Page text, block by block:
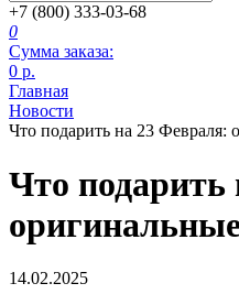
+7 (800) 333-03-68
0
Сумма заказа:
0 р.
Главная
Новости
Что подарить на 23 Февраля:
Что
14.02.2025